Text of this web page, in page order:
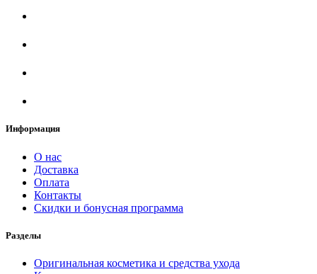
Информация
О нас
Доставка
Оплата
Контакты
Скидки и бонусная программа
Разделы
Оригинальная косметика и средства ухода